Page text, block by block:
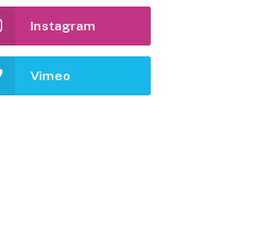
Instagram
Vimeo